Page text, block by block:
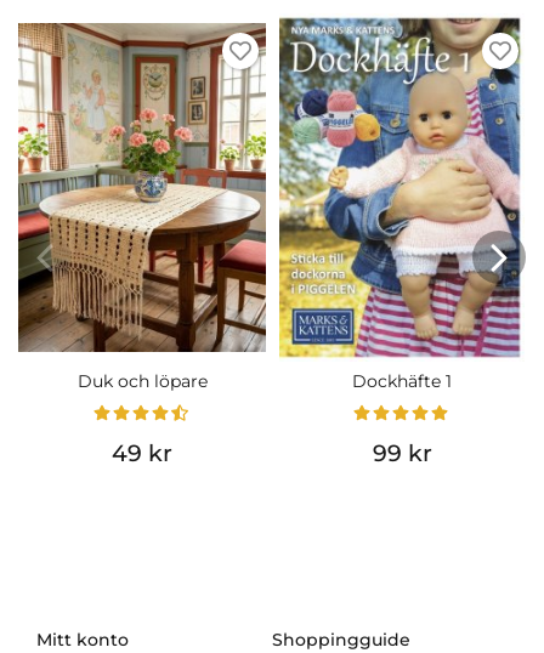
Duk och löpare
49 kr
Dockhäfte 1
99 kr
Mitt konto Shoppingguide